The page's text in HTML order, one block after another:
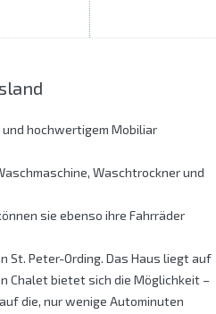
hochwertigem Mobiliar
Waschtrockner und
sie ebenso ihre Fahrräder
St. Peter-Ording. Das Haus liegt auf
Chalet bietet sich die Möglichkeit –
die, nur wenige Autominuten